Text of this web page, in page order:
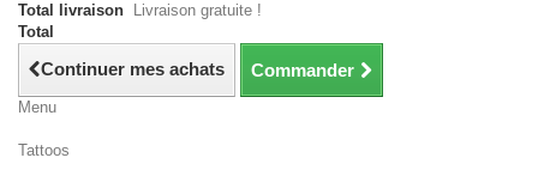
Total livraison
Livraison gratuite !
Total
Continuer mes achats Commander
Menu
Tattoos